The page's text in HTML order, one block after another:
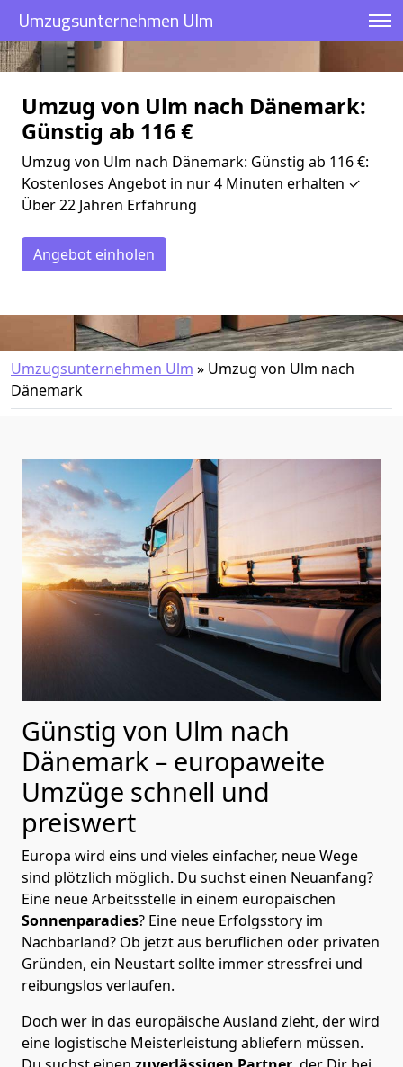
Umzugsunternehmen Ulm
Umzug von Ulm nach Dänemark:
Günstig ab 116 €
Umzug von Ulm nach Dänemark: Günstig ab 116 €:
Kostenloses Angebot in nur 4 Minuten erhalten ✓
Über 22 Jahren Erfahrung
Angebot einholen
Umzugsunternehmen Ulm » Umzug von Ulm nach
Dänemark
Günstig von Ulm nach
Dänemark – europaweite
Umzüge schnell und
preiswert
Europa wird eins und vieles einfacher, neue Wege
sind plötzlich möglich. Du suchst einen Neuanfang?
Eine neue Arbeitsstelle in einem europäischen
Sonnenparadies? Eine neue Erfolgsstory im
Nachbarland? Ob jetzt aus beruflichen oder privaten
Gründen, ein Neustart sollte immer stressfrei und
reibungslos verlaufen.
Doch wer in das europäische Ausland zieht, der wird
eine logistische Meisterleistung abliefern müssen.